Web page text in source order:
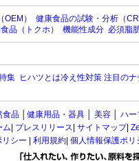
） 健康食品の試験・分析（
品（トクホ） 機能性成分 必須脂
集 ヒハツとは冷え性対策 注目の
食品 健康用品・器具 美容 ハー
ム プレスリリース サイトマップ|
シー
利用規約 個人情報保護ポリ